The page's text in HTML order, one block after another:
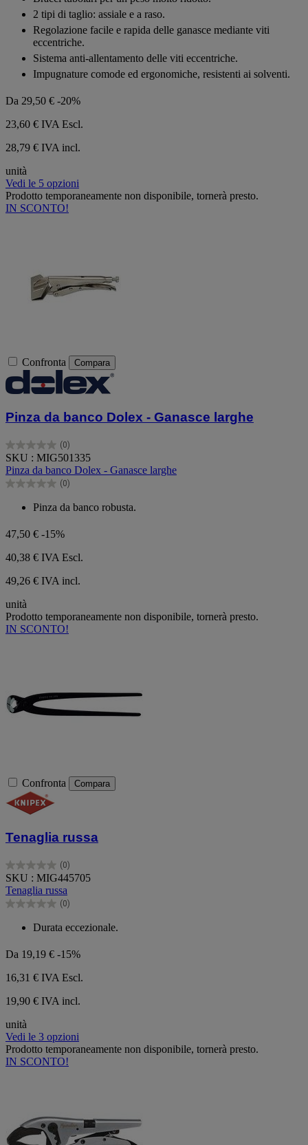
2 tipi di taglio: assiale e a raso.
Regolazione facile e rapida delle ganasce mediante viti
eccentriche.
Sistema anti-allentamento delle viti eccentriche.
Impugnature comode ed ergonomiche, resistenti ai solventi.
Da 29,50 € -20%
23,60 € IVA Escl.
28,79 € IVA incl.
unità
Vedi le 5 opzioni
Prodotto temporaneamente non disponibile, tornerà presto.
IN SCONTO!
Confronta Compara
Pinza da banco Dolex - Ganasce larghe
(0)
0.0
su
5
stelle.
SKU : MIG501335
Pinza da banco Dolex - Ganasce larghe
(0)
0.0
Pinza da banco robusta.
47,50 € -15%
40,38 € IVA Escl.
49,26 € IVA incl.
unità
Prodotto temporaneamente non disponibile, tornerà presto.
IN SCONTO!
Confronta Compara
Tenaglia russa
(0)
0.0
su
5
stelle.
SKU : MIG445705
Tenaglia russa
(0)
0.0
Durata eccezionale.
Da 19,19 € -15%
16,31 € IVA Escl.
19,90 € IVA incl.
unità
Vedi le 3 opzioni
Prodotto temporaneamente non disponibile, tornerà presto.
IN SCONTO!